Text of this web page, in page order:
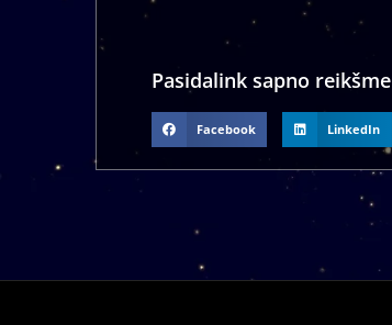
Pasidalink sapno reikšme
Facebook LinkedIn